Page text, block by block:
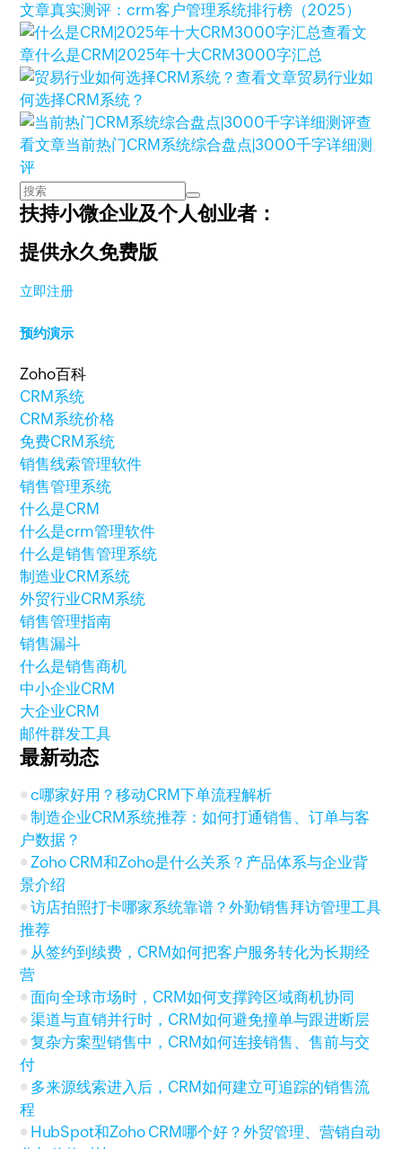
文章真实测评：crm客户管理系统排行榜（2025）
查看文
章什么是CRM|2025年十大CRM3000字汇总
查看文章贸易行业如
何选择CRM系统？
查
看文章当前热门CRM系统综合盘点|3000千字详细测
评
扶持小微企业及个人创业者：
提供永久免费版
立即注册
预约演示
Zoho百科
CRM系统
CRM系统价格
免费CRM系统
销售线索管理软件
销售管理系统
什么是CRM
什么是crm管理软件
什么是销售管理系统
制造业CRM系统
外贸行业CRM系统
销售管理指南
销售漏斗
什么是销售商机
中小企业CRM
大企业CRM
邮件群发工具
最新动态
c哪家好用？移动CRM下单流程解析
制造企业CRM系统推荐：如何打通销售、订单与客
户数据？
Zoho CRM和Zoho是什么关系？产品体系与企业背
景介绍
访店拍照打卡哪家系统靠谱？外勤销售拜访管理工具
推荐
从签约到续费，CRM如何把客户服务转化为长期经
营
面向全球市场时，CRM如何支撑跨区域商机协同
渠道与直销并行时，CRM如何避免撞单与跟进断层
复杂方案型销售中，CRM如何连接销售、售前与交
付
多来源线索进入后，CRM如何建立可追踪的销售流
程
HubSpot和Zoho CRM哪个好？外贸管理、营销自动